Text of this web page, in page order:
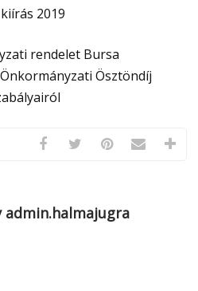
2019
rendelet Bursa
Ösztöndíj